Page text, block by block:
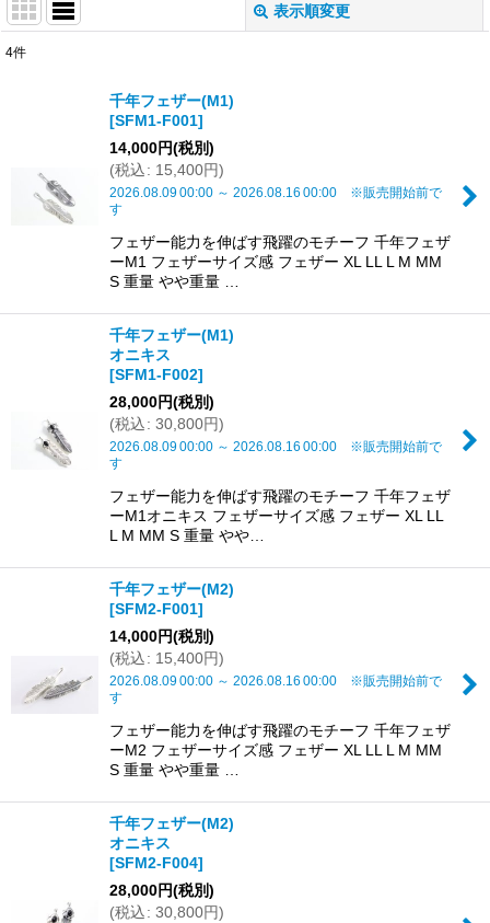
表示順変更
絞り込む
4件
千年フェザー(M1)
[SFM1-F001]
14,000円(税別)
(税込: 15,400円)
2026.08.0900:00 ～ 2026.08.16 00:00 ※販売開始前で
す
フェザー能力を伸ばす飛躍のモチーフ 千年フェザ
ーM1 フェザーサイズ感 フェザー XL LL L M MM
S 重量 やや重量 …
千年フェザー(M1)
オニキス
[SFM1-F002]
28,000円(税別)
(税込: 30,800円)
2026.08.0900:00 ～ 2026.08.16 00:00 ※販売開始前で
す
フェザー能力を伸ばす飛躍のモチーフ 千年フェザ
ーM1オニキス フェザーサイズ感 フェザー XL LL
L M MM S 重量 やや…
千年フェザー(M2)
[SFM2-F001]
14,000円(税別)
(税込: 15,400円)
2026.08.0900:00 ～ 2026.08.16 00:00 ※販売開始前で
す
フェザー能力を伸ばす飛躍のモチーフ 千年フェザ
ーM2 フェザーサイズ感 フェザー XL LL L M MM
S 重量 やや重量 …
千年フェザー(M2)
オニキス
[SFM2-F004]
28,000円(税別)
(税込: 30,800円)